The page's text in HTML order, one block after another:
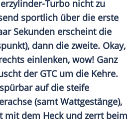
Turbo nicht zu
sportlich über die erste
Sekunden erscheint die
dann die zweite. Okay,
einlenken, wow! Ganz
der GTC um die Kehre.
auf die steife
(samt Wattgestänge),
mit dem Heck und zerrt beim